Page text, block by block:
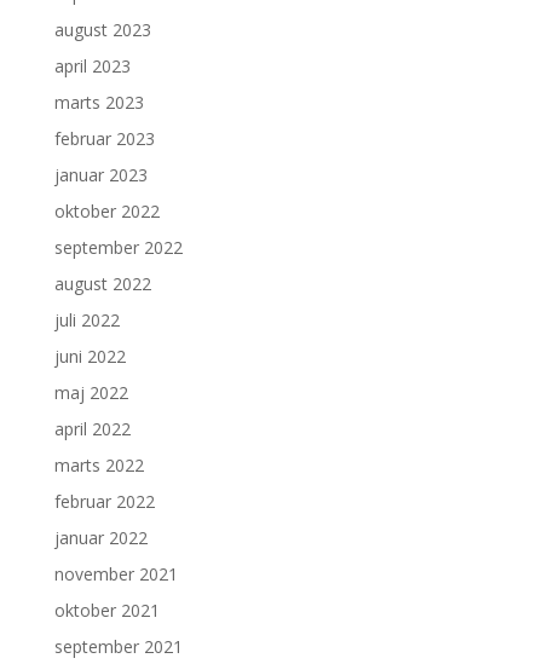
august 2023
april 2023
marts 2023
februar 2023
januar 2023
oktober 2022
september 2022
august 2022
juli 2022
juni 2022
maj 2022
april 2022
marts 2022
februar 2022
januar 2022
november 2021
oktober 2021
september 2021